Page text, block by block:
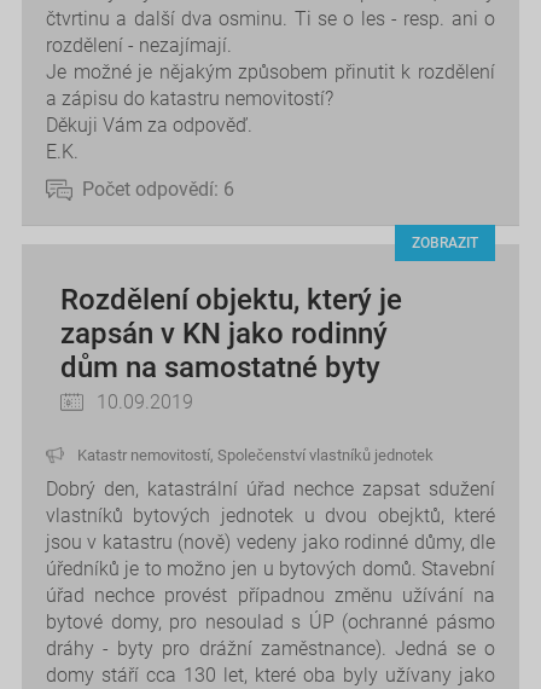
čtvrtinu a další dva osminu. Ti se o les - resp. ani o
rozdělení - nezajímají.
Je možné je nějakým způsobem přinutit k rozdělení
a zápisu do katastru nemovitostí?
Děkuji Vám za odpověď.
E.K.
Počet odpovědí: 6
ZOBRAZIT
Rozdělení objektu, který je
zapsán v KN jako rodinný
dům na samostatné byty
10.09.2019
Katastr nemovitostí, Společenství vlastníků jednotek
Dobrý den, katastrální úřad nechce zapsat sdužení
vlastníků bytových jednotek u dvou obejktů, které
jsou v katastru (nově) vedeny jako rodinné důmy, dle
úředníků je to možno jen u bytových domů. Stavební
úřad nechce provést případnou změnu užívání na
bytové domy, pro nesoulad s ÚP (ochranné pásmo
dráhy - byty pro drážní zaměstnance). Jedná se o
domy stáří cca 130 let, které oba byly užívany jako